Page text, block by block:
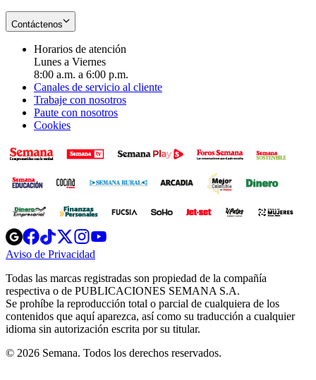
Contáctenos
Horarios de atención
Lunes a Viernes
8:00 a.m. a 6:00 p.m.
Canales de servicio al cliente
Trabaje con nosotros
Paute con nosotros
Cookies
Opens
in
new
Opens
in
new
Opens
in
new
window
Opens
new
windowwindow
Aviso de Privacidad
new
window
Todas las marcas registradas son propiedad de la compañía
respectiva o de PUBLICACIONES SEMANA S.A.
Se prohíbe la reproducción total o parcial de cualquiera de los
contenidos que aquí aparezca, así como su traducción a cualquier
idioma sin autorización escrita por su titular.
© 2026 Semana. Todos los derechos reservados.